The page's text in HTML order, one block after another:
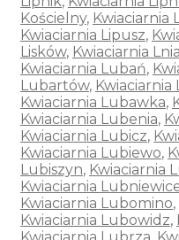
Kościelny, Kwiaciarnia
Kwiaciarnia Lipusz,
Lisków, Kwiaciarnia
Kwiaciarnia Lubań,
Lubartów, Kwiaciarnia
Kwiaciarnia Lubawka,
Kwiaciarnia Lubenia,
Kwiaciarnia Lubicz,
Kwiaciarnia Lubiewo,
Lubiszyn, Kwiaciarnia
Kwiaciarnia
Kwiaciarnia Lubomino,
Kwiaciarnia Lubowidz,